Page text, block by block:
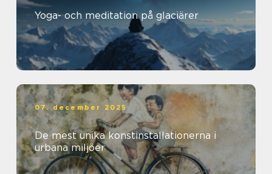
Yoga- och meditation på glaciärer
07. december 2025
De mest unika konstinstallationerna i
urbana miljöer